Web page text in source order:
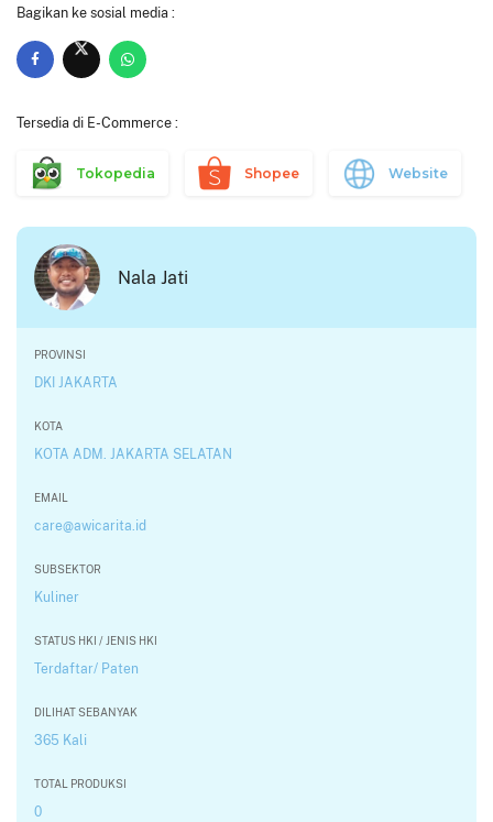
Bagikan ke sosial media :
Tersedia di E-Commerce :
Tokopedia Shopee Website
Nala Jati
PROVINSI
DKI JAKARTA
KOTA
KOTA ADM. JAKARTA SELATAN
EMAIL
care@awicarita.id
SUBSEKTOR
Kuliner
STATUS HKI / JENIS HKI
Terdaftar/ Paten
DILIHAT SEBANYAK
365 Kali
TOTAL PRODUKSI
0